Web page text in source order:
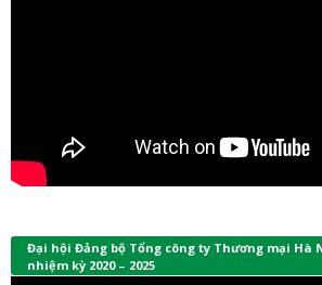
Đại hội Đảng bộ Tổng công ty Thương mại Hà
nhiệm kỳ 2020 – 2025